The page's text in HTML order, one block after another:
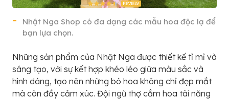
Nhật Nga Shop có đa dạng các mẫu hoa độc lạ để
bạn lựa chọn.
Những sản phẩm của Nhật Nga được thiết kế tỉ mỉ và
sáng tạo, với sự kết hợp khéo léo giữa màu sắc và
hình dáng, tạo nên những bó hoa không chỉ đẹp mắt
mà còn đầy cảm xúc. Đội ngũ thợ cắm hoa tài năng